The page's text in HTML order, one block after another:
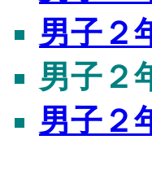
男子２
男子２
男子２